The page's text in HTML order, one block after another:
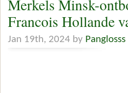
Merkels Minsk-
Francois Hollande
Jan 19th, 2024 by Panglosss